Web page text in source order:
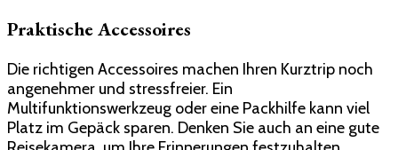
Praktische Accessoires
Die richtigen Accessoires machen Ihren Kurztrip noch
angenehmer und stressfreier. Ein
Multifunktionswerkzeug oder eine Packhilfe kann viel
Platz im Gepäck sparen. Denken Sie auch an eine gute